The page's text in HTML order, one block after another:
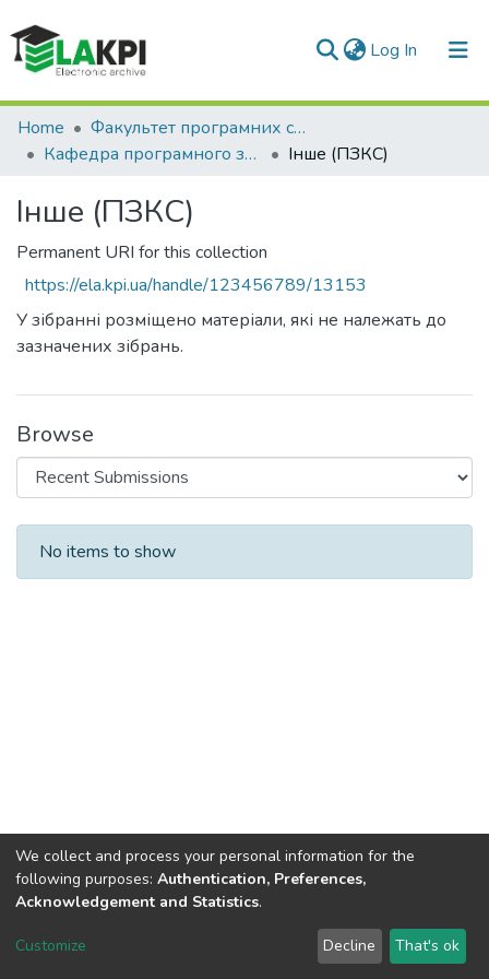
Log In (current)
Communities & Collections
All of DSpace
Statistics
Home
Факультет програмних систем та прикладної математики (ФПСПМ)
Кафедра програмного забезпечення комп’ютерних систем (ПЗКС)
Інше (ПЗКС)
Інше (ПЗКС)
Permanent URI for this collection
https://ela.kpi.ua/handle/123456789/13153
У зібранні розміщено матеріали, які не належать до
зазначених зібрань.
Browse
Recent Submissions
No items to show
DSpace software copyright © 2002-2026 LYRASIS
Send Feedback
We collect and process your personal information for the
following purposes: Authentication, Preferences,
Acknowledgement and Statistics.
Customize Decline That's ok